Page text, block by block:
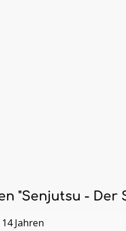
"Senjutsu - Der
Jahren